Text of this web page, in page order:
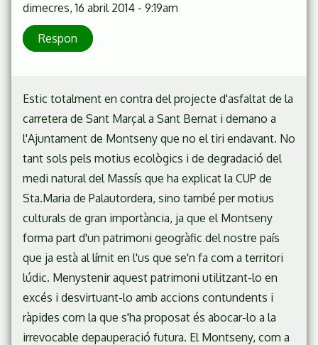
dimecres, 16 abril 2014 - 9:19am
Respon
Estic totalment en contra del projecte d'asfaltat de la
carretera de Sant Marçal a Sant Bernat i demano a
l'Ajuntament de Montseny que no el tiri endavant. No
tant sols pels motius ecològics i de degradació del
medi natural del Massís que ha explicat la CUP de
Sta.Maria de Palautordera, sino també per motius
culturals de gran importància, ja que el Montseny
forma part d'un patrimoni geogràfic del nostre país
que ja està al límit en l'us que se'n fa com a territori
lúdic. Menystenir aquest patrimoni utilitzant-lo en
excés i desvirtuant-lo amb accions contundents i
ràpides com la que s'ha proposat és abocar-lo a la
irrevocable depauperació futura. El Montseny, com a